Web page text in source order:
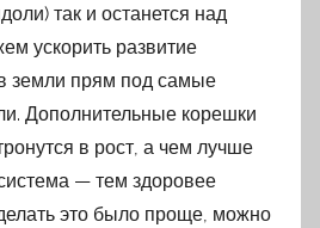
так и останется над
ускорить развитие
земли прям под самые
Дополнительные корешки
в рост, а чем лучше
— тем здоровее
это было проще, можно